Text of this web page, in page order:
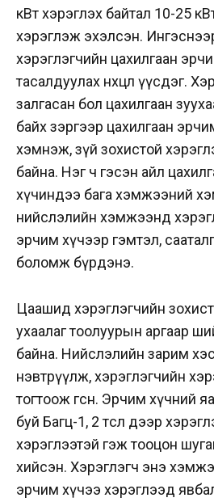
кВт хэрэглэх байтал 10-25
хэрэглэж эхэлсэн.
хэрэглэгчийн цахилгаан
тасалдуулах нөхцөл үүсдэг.
залгасан бол цахилгаан
байх зэргээр цахилгаан
хэмнэж, зүй зохистой
байна. Нэг ч гэсэн айл
хүчиндээ бага хэмжээний
нийслэлийн хэмжээнд
эрчим хүчээр гэмтэл,
боломж бүрдэнэ.
Цаашид хэрэглэгчийн
ухаалаг тоолуурын аргаар
байна. Нийслэлийн зарим
нэвтрүүлж, хэрэглэгчийн
тогтоож өгсөн. Эрчим хүчний
буй Багц-1, 2 төсөл дээр
хэрэглээтэй гэж тооцон
хийсэн. Хэрэглэгч энэ
эрчим хүчээ хэрэглээд